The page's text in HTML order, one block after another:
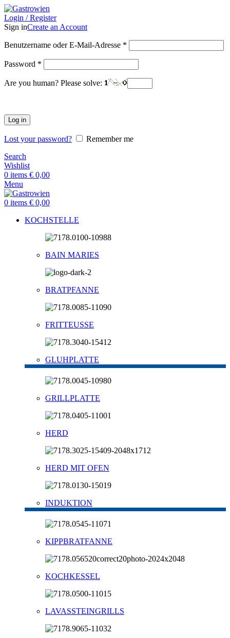
Login / Register
Sign inCreate an Account
Benutzername oder E-Mail-Adresse *
Password *
Are you human? Please solve:
Log in
Lost your password?
Remember me
Search
Wishlist
0 items € 0,00
Menu
0 items € 0,00
KOCHSTELLE
BAIN MARIES
BRATPFANNE
FRITTEUSSE
GLUHPLATTE
GRILLPLATTE
HERD
HERD MIT OFEN
INDUKTION
KIPPBRATFANNE
KOCHKESSEL
LAVASSTEINGRILLS